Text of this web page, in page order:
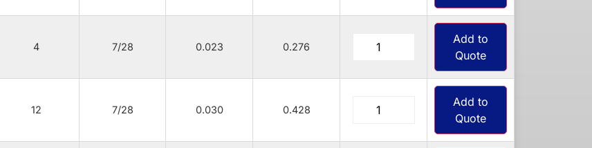
4 7/28 0.023 0.276
Add to
Quote
12 7/28 0.030 0.428
Add to
Quote